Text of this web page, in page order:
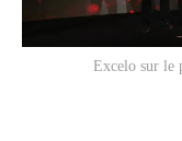
Excelo sur le